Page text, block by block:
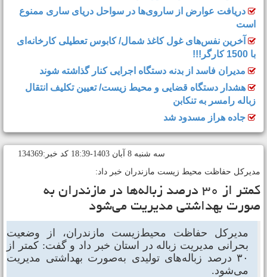
دریافت عوارض از ساروی‌ها در سواحل دریای ساری ممنوع
است
آخرین نفس‌های غول کاغذ شمال‌/ ‌کابوس تعطیلی کارخانه‌ای
مدیران فاسد از بدنه دستگاه اجرایی کنار گذاشته شوند
هشدار دستگاه قضایی و محیط زیست/ تعیین تکلیف انتقال
زباله رامسر به تنکابن
جاده هراز مسدود شد
سه شنبه 8 آبان 1403-18:39 کد خبر:134369
حفاظت محیط‌ زیست مازندران خبر داد:
کمتر از ۳۰ درصد زباله‌ها در مازندران به‌
بهداشتی مدیریت می‌شود
مدیرکل حفاظت محیط‌زیست مازندران، از وضعیت
بحرانی مدیریت زباله در استان خبر داد و گفت: کمتر از
۳۰ درصد زباله‌های تولیدی به‌صورت بهداشتی مدیریت
می‌شود.